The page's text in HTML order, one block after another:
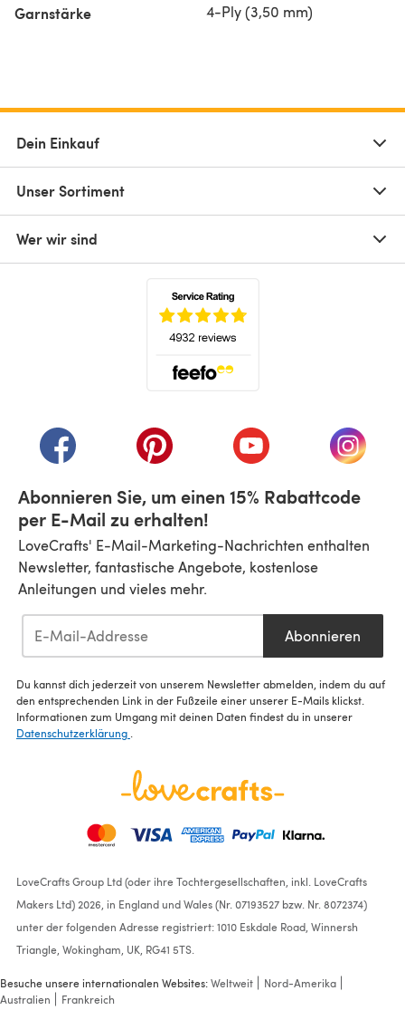
Garnstärke 4-Ply (3,50 mm)
Dein Einkauf
Unser Sortiment
Wer wir sind
(öffnet sich in einem neuen Tab)
(öffnet sich in einem neuen Tab)
(öffnet sich in einem
(öffnet
Abonnieren Sie, um einen 15% Rabattcode
per E-Mail zu erhalten!
LoveCrafts' E-Mail-Marketing-Nachrichten enthalten
Newsletter, fantastische Angebote, kostenlose
Anleitungen und vieles mehr.
Abonnieren
Du kannst dich jederzeit von unserem Newsletter abmelden, indem du auf
den entsprechenden Link in der Fußzeile einer unserer E-Mails klickst.
Informationen zum Umgang mit deinen Daten findest du in unserer
Datenschutzerklärung
LoveCrafts Group Ltd (oder ihre Tochtergesellschaften, inkl. LoveCrafts
Makers Ltd) 2026, in England und Wales (Nr. 07193527 bzw. Nr. 8072374)
unter der folgenden Adresse registriert: 1010 Eskdale Road, Winnersh
Triangle, Wokingham, UK, RG41 5TS.
Besuche unsere internationalen Websites:Weltweit
Nord-Amerika
Australien
Frankreich